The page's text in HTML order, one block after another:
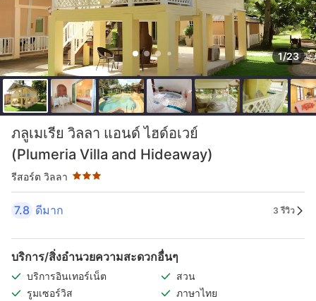
1/23
ภลูเมเรีย วิลลา แอนด์ ไฮด์อเวย์
(Plumeria Villa and Hideaway)
รีสอร์ต วิลลา
ระดับดาว: 3 ดาว
7.8 ดีมาก 3 รีวิว
บริการ/สิ่งอำนวยความสะดวกอื่นๆ
บริการอินเทอร์เน็ต
สวน
รูมเซอร์วิส
ภาษาไทย